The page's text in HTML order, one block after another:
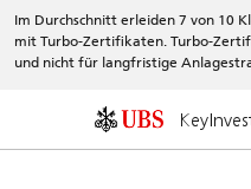
Im Durchschnitt erleiden 7 von 10
mit Turbo-Zertifikaten. Turbo-
und nicht für langfristige